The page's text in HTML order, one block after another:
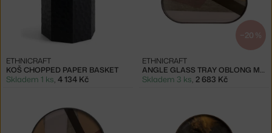
KOŠ CHOPPED PAPER BASKET
ETHNICRAFT
Skladem 1 ks, 4 134 Kč
−20 %
ANGLE GLASS TRAY OBLONG M, PINOT
ETHNICRAFT
Skladem 3 ks, 2 683 Kč